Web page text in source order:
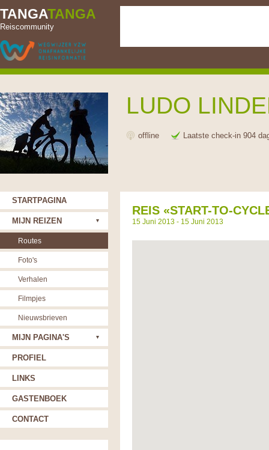
TANGATANGA
Reiscommunity
LUDO
offline Laatste check-in 904
REIS «START-TO-
15 Juni 2013 - 15 Juni 2013
STARTPAGINA
MIJN REIZEN
Routes
Foto's
Verhalen
Filmpjes
Nieuwsbrieven
MIJN PAGINA'S
PROFIEL
LINKS
GASTENBOEK
CONTACT